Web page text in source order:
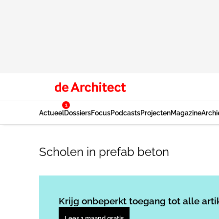
Actueel
1
DossiersFocusPodcastsProjectenMagazine
Scholen in prefab beton
Krijg onbeperkt toegang tot alle